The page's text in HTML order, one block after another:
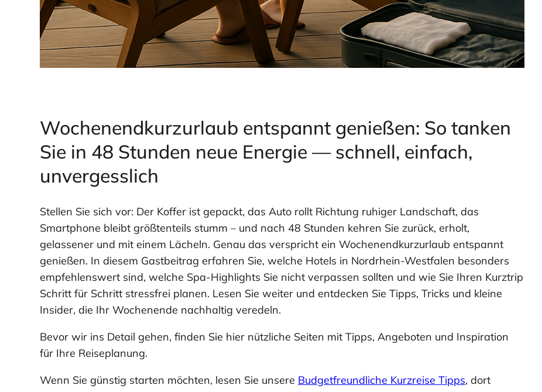
Wochenendkurzurlaub entspannt genießen: So tanken
Sie in 48 Stunden neue Energie — schnell, einfach,
unvergesslich
Stellen Sie sich vor: Der Koffer ist gepackt, das Auto rollt Richtung ruhiger Landschaft, das
Smartphone bleibt größtenteils stumm – und nach 48 Stunden kehren Sie zurück, erholt,
gelassener und mit einem Lächeln. Genau das verspricht ein Wochenendkurzurlaub entspannt
genießen. In diesem Gastbeitrag erfahren Sie, welche Hotels in Nordrhein-Westfalen besonders
empfehlenswert sind, welche Spa-Highlights Sie nicht verpassen sollten und wie Sie Ihren Kurztrip
Schritt für Schritt stressfrei planen. Lesen Sie weiter und entdecken Sie Tipps, Tricks und kleine
Insider, die Ihr Wochenende nachhaltig veredeln.
Bevor wir ins Detail gehen, finden Sie hier nützliche Seiten mit Tipps, Angeboten und Inspiration
für Ihre Reiseplanung.
Wenn Sie günstig starten möchten, lesen Sie unsere Budgetfreundliche Kurzreise Tipps, dort